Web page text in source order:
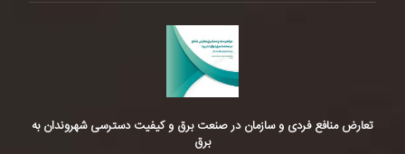
تعارض منافع فردی و سازمان در صنعت برق و کیفیت دسترسی شهروندان به
برق